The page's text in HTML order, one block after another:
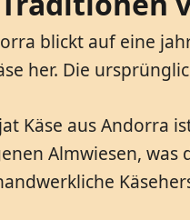
blickt auf eine
her. Die
Käse aus Andorra
Almwiesen,